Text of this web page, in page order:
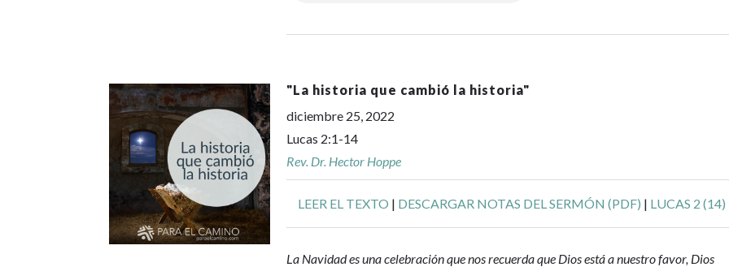
"La historia que cambió la historia"
diciembre 25, 2022
Lucas 2:1-14
Rev. Dr. Hector Hoppe
LEER EL TEXTO | DESCARGAR NOTAS DEL SERMÓN (PDF) | LUCAS 2 (14)
La Navidad es una celebración que nos recuerda que Dios está a nuestro favor, Dios